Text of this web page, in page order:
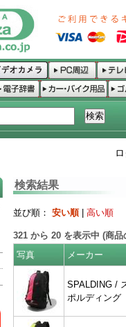
検索結果
並び順： 安い順| 高い順
321 から 20 を表示中 (商
写真
メーカー
SPALDING /
ポルディング